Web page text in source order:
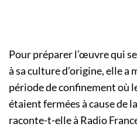
Pour préparer l’œuvre qui
à sa culture d’origine, elle a
période de confinement où
étaient fermées à cause de
raconte-t-elle à Radio